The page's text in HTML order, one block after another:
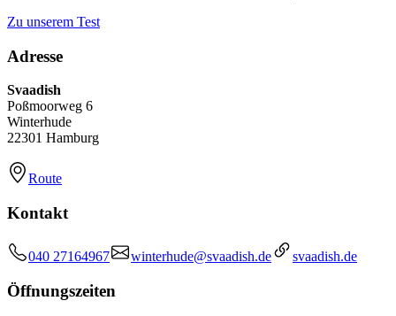
Zu unserem Test
Adresse
Svaadish
Poßmoorweg 6
Winterhude
22301 Hamburg
Route
Kontakt
040 27164967 winterhude@svaadish.de svaadish.de
Öffnungszeiten